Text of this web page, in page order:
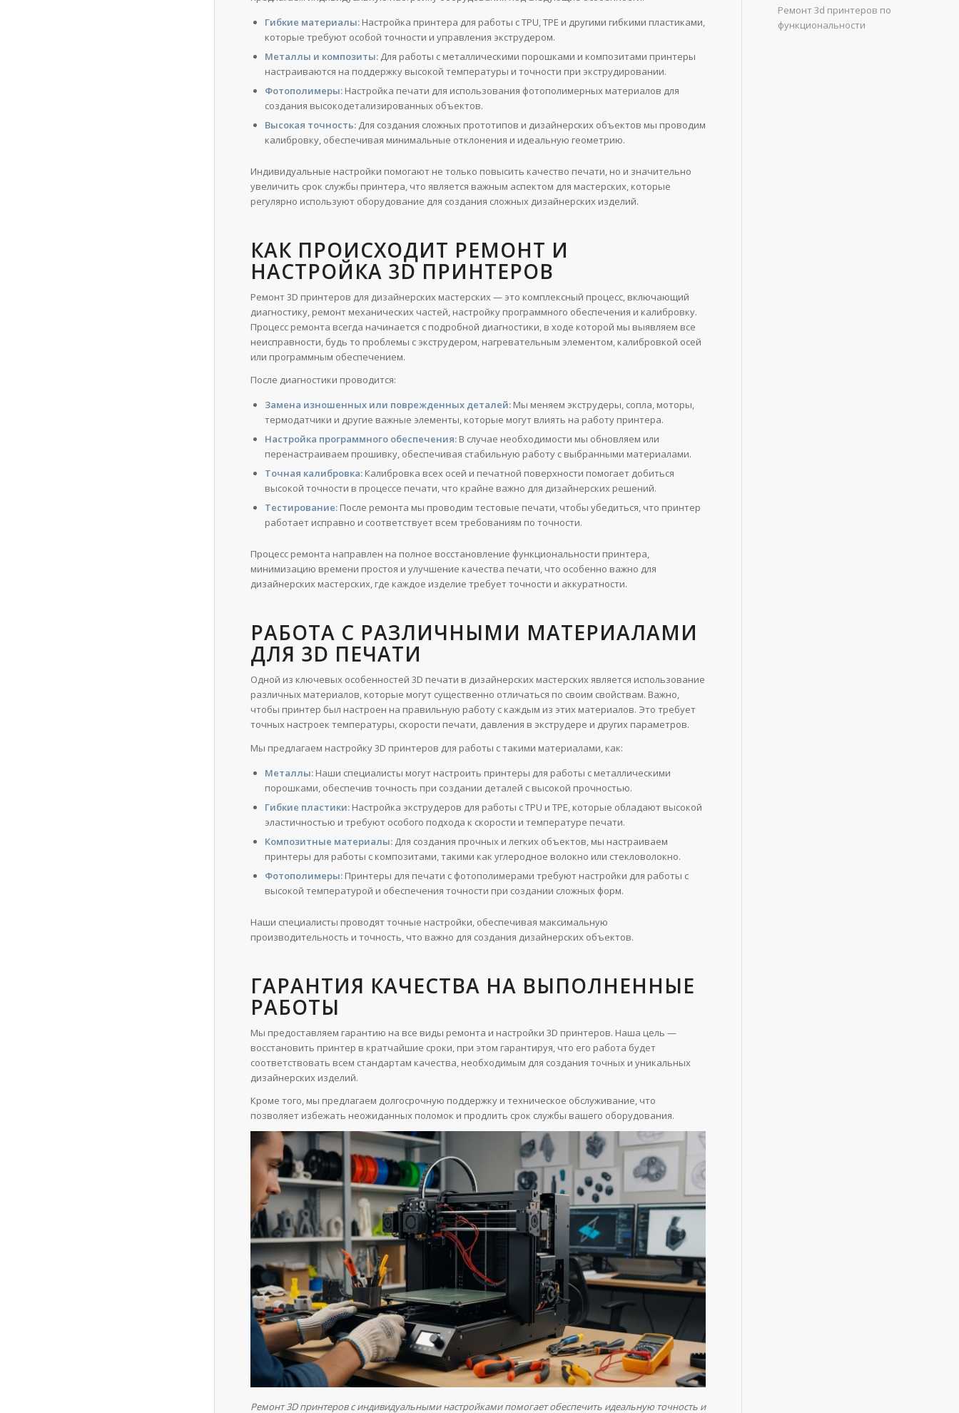
Гибкие материалы: Настройка принтера для работы с TPU, TPE и другими гибкими пластиками,
которые требуют особой точности и управления экструдером.
Металлы и композиты: Для работы с металлическими порошками и композитами принтеры
настраиваются на поддержку высокой температуры и точности при экструдировании.
Фотополимеры: Настройка печати для использования фотополимерных материалов для
создания высокодетализированных объектов.
Высокая точность: Для создания сложных прототипов и дизайнерских объектов мы проводим
калибровку, обеспечивая минимальные отклонения и идеальную геометрию.
Индивидуальные настройки помогают не только повысить качество печати, но и значительно
увеличить срок службы принтера, что является важным аспектом для мастерских, которые
регулярно используют оборудование для создания сложных дизайнерских изделий.
КАК ПРОИСХОДИТ РЕМОНТ И
НАСТРОЙКА 3D ПРИНТЕРОВ
Ремонт 3D принтеров для дизайнерских мастерских — это комплексный процесс, включающий
диагностику, ремонт механических частей, настройку программного обеспечения и калибровку.
Процесс ремонта всегда начинается с подробной диагностики, в ходе которой мы выявляем все
неисправности, будь то проблемы с экструдером, нагревательным элементом, калибровкой осей
или программным обеспечением.
После диагностики проводится:
Замена изношенных или поврежденных деталей: Мы меняем экструдеры, сопла, моторы,
термодатчики и другие важные элементы, которые могут влиять на работу принтера.
Настройка программного обеспечения: В случае необходимости мы обновляем или
перенастраиваем прошивку, обеспечивая стабильную работу с выбранными материалами.
Точная калибровка: Калибровка всех осей и печатной поверхности помогает добиться
высокой точности в процессе печати, что крайне важно для дизайнерских решений.
Тестирование: После ремонта мы проводим тестовые печати, чтобы убедиться, что принтер
работает исправно и соответствует всем требованиям по точности.
Процесс ремонта направлен на полное восстановление функциональности принтера,
минимизацию времени простоя и улучшение качества печати, что особенно важно для
дизайнерских мастерских, где каждое изделие требует точности и аккуратности.
РАБОТА С РАЗЛИЧНЫМИ МАТЕРИАЛАМИ
ДЛЯ 3D ПЕЧАТИ
Одной из ключевых особенностей 3D печати в дизайнерских мастерских является использование
различных материалов, которые могут существенно отличаться по своим свойствам. Важно,
чтобы принтер был настроен на правильную работу с каждым из этих материалов. Это требует
точных настроек температуры, скорости печати, давления в экструдере и других параметров.
Мы предлагаем настройку 3D принтеров для работы с такими материалами, как:
Металлы: Наши специалисты могут настроить принтеры для работы с металлическими
порошками, обеспечив точность при создании деталей с высокой прочностью.
Гибкие пластики: Настройка экструдеров для работы с TPU и TPE, которые обладают высокой
эластичностью и требуют особого подхода к скорости и температуре печати.
Композитные материалы: Для создания прочных и легких объектов, мы настраиваем
принтеры для работы с композитами, такими как углеродное волокно или стекловолокно.
Фотополимеры: Принтеры для печати с фотополимерами требуют настройки для работы с
высокой температурой и обеспечения точности при создании сложных форм.
Наши специалисты проводят точные настройки, обеспечивая максимальную
производительность и точность, что важно для создания дизайнерских объектов.
ГАРАНТИЯ КАЧЕСТВА НА ВЫПОЛНЕННЫЕ
РАБОТЫ
Мы предоставляем гарантию на все виды ремонта и настройки 3D принтеров. Наша цель —
восстановить принтер в кратчайшие сроки, при этом гарантируя, что его работа будет
соответствовать всем стандартам качества, необходимым для создания точных и уникальных
дизайнерских изделий.
Кроме того, мы предлагаем долгосрочную поддержку и техническое обслуживание, что
позволяет избежать неожиданных поломок и продлить срок службы вашего оборудования.
Ремонт 3D принтеров с индивидуальными настройками помогает обеспечить идеальную точность и
Ремонт 3d принтеров по
функциональности